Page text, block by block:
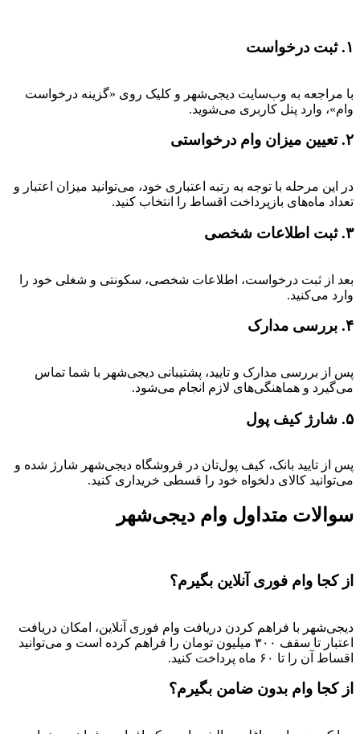
۱. ثبت درخواست
با مراجعه به وب‌سایت دیجی‌شهر و کلیک روی «گزینه درخواست
وام»، وارد پنل کاربری می‌شوید.
۲. تعیین میزان وام درخواستی
در این مرحله با توجه به رتبه اعتباری خود، می‌توانید میزان اعتبار و
تعداد ماه‌های بازپرداخت اقساط را انتخاب کنید.
۳. ثبت اطلاعات شخصی
بعد از ثبت درخواست، اطلاعات شخصی، سکونتی و شغلی خود را
وارد می‌کنید.
۴. بررسی مدارک
پس از بررسی مدارک و تایید، پشتیبانی دیجی‌شهر با شما تماس
می‌گیرد و هماهنگی‌های لازم انجام می‌شود.
۵. شارژ کیف پول
پس از تایید بانک، کیف پول‌تان در فروشگاه دیجی‌شهر شارژ شده و
می‌توانید کالای دلخواه خود را قسطی خریداری کنید.
سوالات متداول وام دیجی‌شهر
از کجا وام فوری آنلاین بگیرم؟
دیجی‌شهر با فراهم کردن دریافت وام فوری آنلاین، امکان دریافت
اعتبار تا سقف ۳۰۰ میلیون تومان را فراهم کرده است و می‌توانید
اقساط آن را تا ۶۰ ماه پرداخت کنید.
از کجا وام بدون ضامن بگیرم؟